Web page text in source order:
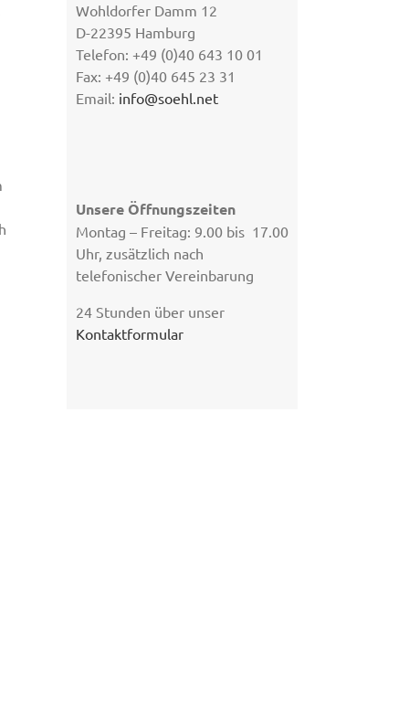
Wohldorfer Damm 12
D-22395 Hamburg
Telefon: +49 (0)40 643 10 01
Fax: +49 (0)40 645 23 31
Email: info@soehl.net
Unsere Öffnungszeiten
Montag – Freitag: 9.00 bis 17.00
Uhr, zusätzlich nach
telefonischer Vereinbarung
24 Stunden über unser
Kontaktformular